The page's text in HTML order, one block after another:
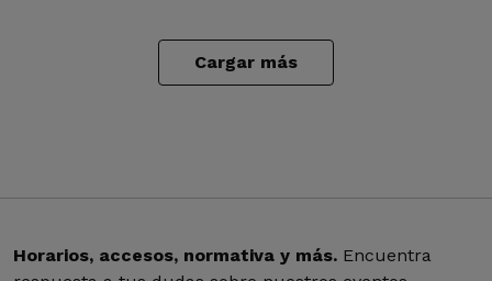
Cargar más
Horarios, accesos, normativa y más. Encuentra